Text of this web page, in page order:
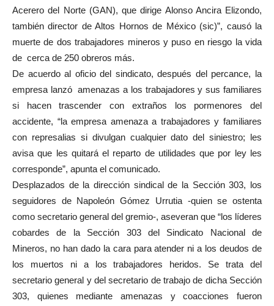
Acerero del Norte (GAN), que dirige Alonso Ancira Elizondo,
también director de Altos Hornos de México (sic)”, causó la
muerte de dos trabajadores mineros y puso en riesgo la vida
de cerca de 250 obreros más.
De acuerdo al oficio del sindicato, después del percance, la
empresa lanzó amenazas a los trabajadores y sus familiares
si hacen trascender con extraños los pormenores del
accidente, “la empresa amenaza a trabajadores y familiares
con represalias si divulgan cualquier dato del siniestro; les
avisa que les quitará el reparto de utilidades que por ley les
corresponde”, apunta el comunicado.
Desplazados de la dirección sindical de la Sección 303, los
seguidores de Napoleón Gómez Urrutia -quien se ostenta
como secretario general del gremio-, aseveran que “los líderes
cobardes de la Sección 303 del Sindicato Nacional de
Mineros, no han dado la cara para atender ni a los deudos de
los muertos ni a los trabajadores heridos. Se trata del
secretario general y del secretario de trabajo de dicha Sección
303, quienes mediante amenazas y coacciones fueron